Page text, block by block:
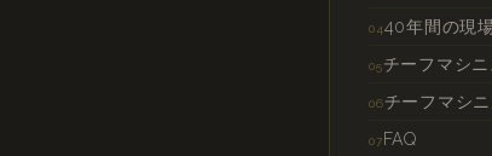
40年間の現
チーフマシ
チーフマシ
FAQ